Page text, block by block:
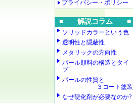
プライバシー・ポリシー
■ 解説コラム ■
ソリッドカラーという色
透明性と隠蔽性
メタリックの方向性
パール顔料の構造とタイ
プ
パールの性質と
３コート塗装
なぜ硬化剤が必要なのか?